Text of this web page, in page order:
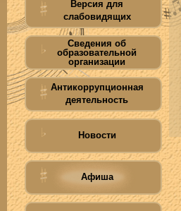
Версия для
слабовидящих
Сведения об
образовательной
организации
Антикоррупционная
деятельность
Новости
Афиша